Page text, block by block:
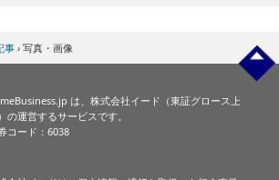
事 › 写真・画像
は、株式会社イード（東証グロース上
の運営するサービスです。
コード：6038